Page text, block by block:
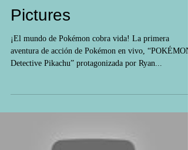
CASTING - Warner Bros.
Pictures
¡El mundo de Pokémon cobra vida! La primera